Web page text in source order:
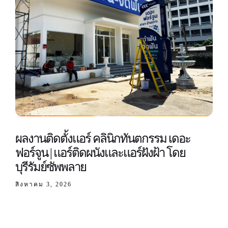
ผลงานติดตั้งแอร์ คลินิกทันตกรรม เดอะ
ฟอร์จูน | แอร์ติดผนังและแอร์ฝังฝ้า โดย
บุรีรัมย์ซัพพลาย
สิงหาคม 3, 2026